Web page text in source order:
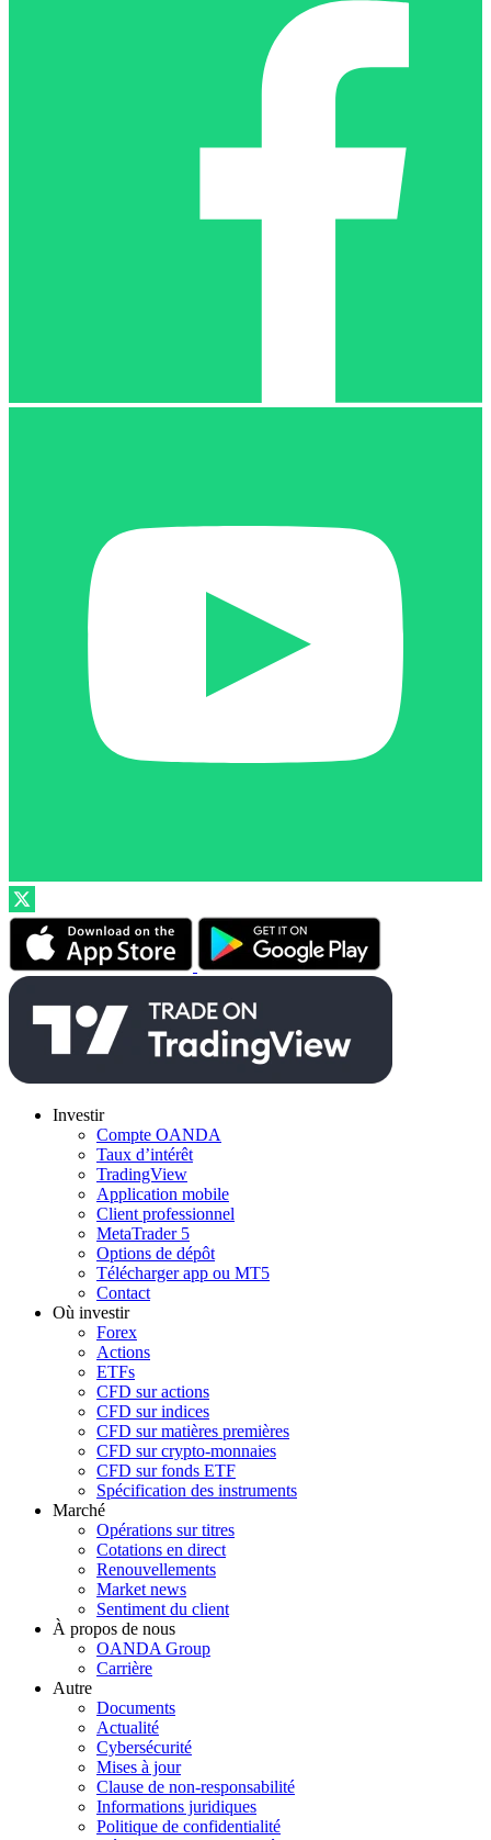
Investir
Compte OANDA
Taux d’intérêt
TradingView
Application mobile
Client professionnel
MetaTrader 5
Options de dépôt
Télécharger app ou MT5
Contact
Où investir
Forex
Actions
ETFs
CFD sur actions
CFD sur indices
CFD sur matières premières
CFD sur crypto-monnaies
CFD sur fonds ETF
Spécification des instruments
Marché
Opérations sur titres
Cotations en direct
Renouvellements
Market news
Sentiment du client
À propos de nous
OANDA Group
Carrière
Autre
Documents
Actualité
Cybersécurité
Mises à jour
Clause de non-responsabilité
Informations juridiques
Politique de confidentialité